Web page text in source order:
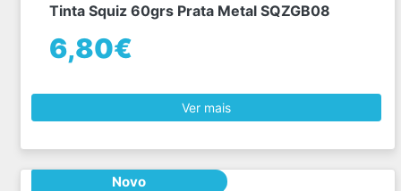
Tinta Squiz 60grs Prata Metal SQZGB08
6,80€
Ver mais
Novo